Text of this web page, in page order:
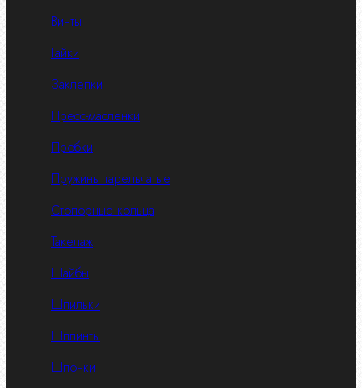
Винты
Гайки
Заклепки
Пресс-масленки
Пробки
Пружины тарельчатые
Стопорные кольца
Такелаж
Шайбы
Шпильки
Шплинты
Шпонки